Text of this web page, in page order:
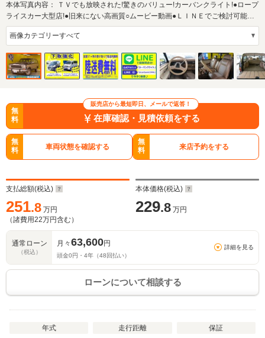
本体写真内容：
ＴＶでも放映された!驚きのバリュー!カーバンクライト!●ロープ
ライスカー大型店!●旧来にない高画質○ムービー動画●ＬＩＮＥでご検討可能！■
公…
販売店から最短即日、メールで返答！
無
料
在庫確認・見積依頼をする
無
料
車両状態を確認する
無
料
来店予約をする
支払総額(税込)
251.8 万円
（諸費用22万円含む）
本体価格(税込)
229.8 万円
通常ローン
（税込）
月々63,600円
頭金0円・ 4年（48 回払い）
詳細を見る
ローンについて相談する
年式 走行距離
保証